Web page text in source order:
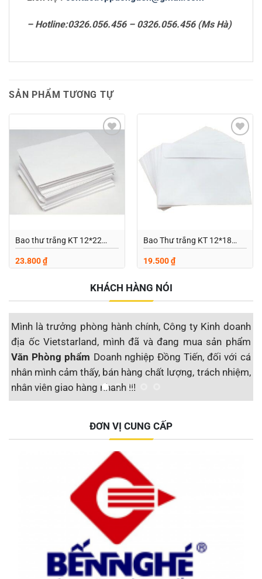
– Hotline:0326.056.456 – 0326.056.456 (Ms Hà)
SẢN PHẨM TƯƠNG TỰ
Bao thư trắng KT 12*22
23.800₫
Add to
Bao Thư trắng KT 12*18
19.500₫
KHÁCH HÀNG NÓI
Mình là trưởng phòng hành chính, Công ty Kinh doanh
địa ốc Vietstarland, mình đã và đang mua sản phẩm
Văn Phòng phẩm Doanh nghiệp Đồng Tiến, đối với cá
nhân mình cảm thấy, bán hàng chất lượng, trách nhiệm,
nhân viên giao hàng nhanh !!!
ĐƠN VỊ CUNG CẤP